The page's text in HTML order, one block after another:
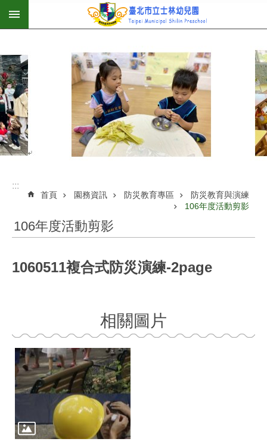
跳到主要內容區塊
:::
首頁 園務資訊 防災教育專區
防災教育與演練
106年度活動剪影
106年度活動剪影
1060511複合式防災演練-2page
相關圖片